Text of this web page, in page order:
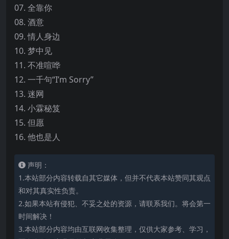
07. 全靠你
08. 酒意
09. 情人身边
10. 梦中见
11. 不准喧哗
12. 一千句“I’m Sorry”
13. 迷网
14. 小霖秘笈
15. 但愿
16. 他也是人
声明：
1.本站部分内容转载自其它媒体，但并不代表本站赞同其观点
和对其真实性负责。
2.如果本站有侵犯、不妥之处的资源，请联系我们。将会第一
时间解决！
3.本站部分内容均由互联网收集整理，仅供大家参考、学习，